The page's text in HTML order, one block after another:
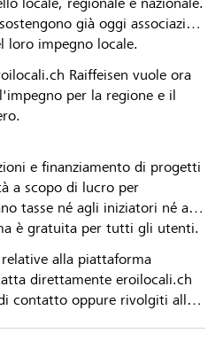
già oggi associazioni
loro impegno locale.
Raiffeisen vuole ora
per la regione e il
e finanziamento di progetti
a scopo di lucro per
tasse né agli iniziatori né ai
è gratuita per tutti gli utenti.
alla piattaforma
direttamente eroilocali.ch
contatto oppure rivolgiti alla